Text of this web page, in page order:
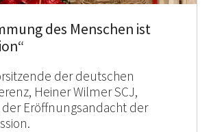
des Menschen ist
der deutschen
Heiner Wilmer SCJ,
Eröffnungsandacht der